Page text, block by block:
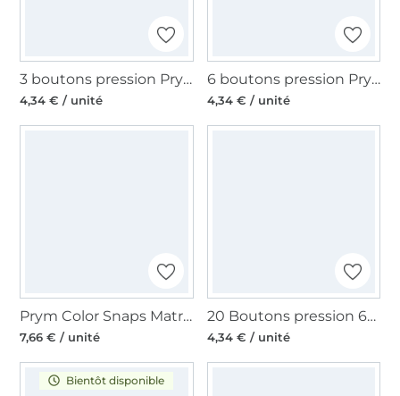
3 boutons pression Prym, 21 mm, noir
4,34 € / unité
6 boutons pression Prym, 15 mm, noir
4,34 € / unité
Prym Color Snaps Matrices à retire
7,66 € / unité
20 Boutons pression 6-11 mm, argent
4,34 € / unité
Bientôt disponible